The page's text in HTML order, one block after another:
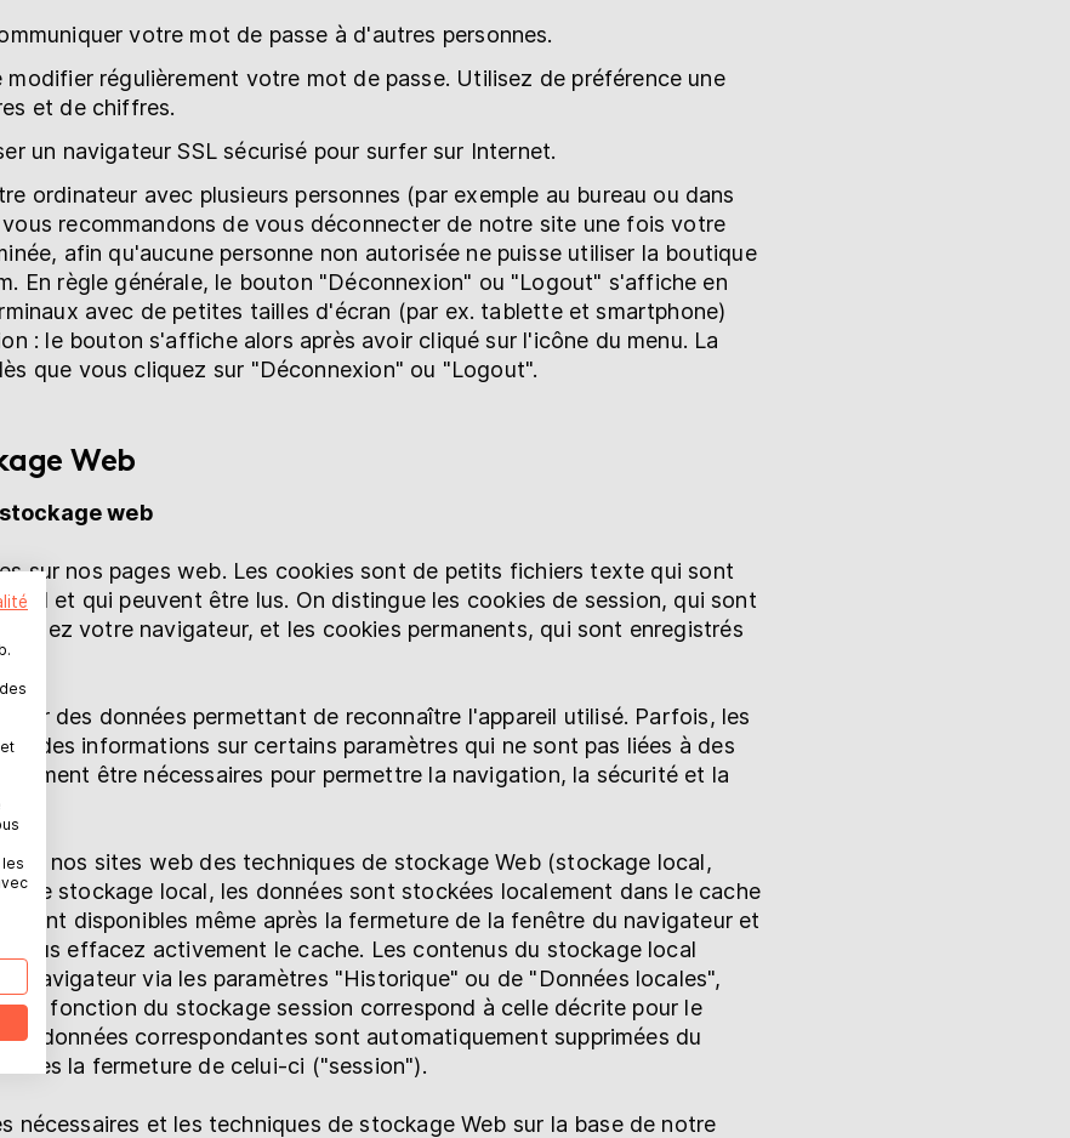
votre mot de passe à d'autres personnes.
modifier régulièrement votre mot de passe. Utilisez de préférence une
et de chiffres.
un navigateur SSL sécurisé pour surfer sur Internet.
ordinateur avec plusieurs personnes (par exemple au bureau ou dans
recommandons de vous déconnecter de notre site une fois votre
afin qu'aucune personne non autorisée ne puisse utiliser la boutique
En règle générale, le bouton "Déconnexion" ou "Logout" s'affiche en
avec de petites tailles d'écran (par ex. tablette et smartphone)
: le bouton s'affiche alors après avoir cliqué sur l'icône du menu. La
que vous cliquez sur "Déconnexion" ou "Logout".
Web
web
sur nos pages web. Les cookies sont de petits fichiers texte qui sont
et qui peuvent être lus. On distingue les cookies de session, qui sont
votre navigateur, et les cookies permanents, qui sont enregistrés
des données permettant de reconnaître l'appareil utilisé. Parfois, les
des informations sur certains paramètres qui ne sont pas liées à des
être nécessaires pour permettre la navigation, la sécurité et la
sur nos sites web des techniques de stockage Web (stockage local,
le stockage local, les données sont stockées localement dans le cache
disponibles même après la fermeture de la fenêtre du navigateur et
vous effacez activement le cache. Les contenus du stockage local
le navigateur via les paramètres "Historique" ou de "Données locales",
La fonction du stockage session correspond à celle décrite pour le
données correspondantes sont automatiquement supprimées du
dès la fermeture de celui-ci ("session").
nécessaires et les techniques de stockage Web sur la base de notre